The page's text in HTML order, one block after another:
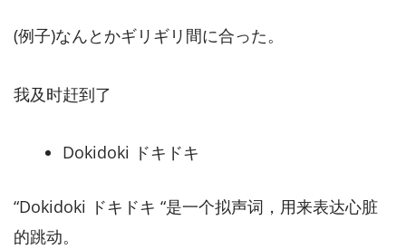
(例子)なんとかギリギリ間に合った。
我及时赶到了
Dokidoki ドキドキ
“Dokidoki ドキドキ “是一个拟声词，用来表达心脏
的跳动。